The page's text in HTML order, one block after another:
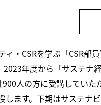
・CSRを学ぶ「CSR部
年度から「サステナ
人の方に受講してい
します。下期はサステナ